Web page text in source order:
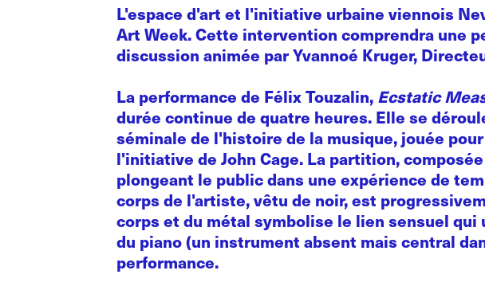
L'espace d'art et l'initiative urbaine viennois
Art Week. Cette intervention comprendra une
discussion animée par Yvannoé Kruger,
La performance de Félix Touzalin, Ecstatic
durée continue de quatre heures. Elle se
séminale de l'histoire de la musique, jouée
l'initiative de John Cage. La partition,
plongeant le public dans une expérience de
corps de l'artiste, vêtu de noir, est
corps et du métal symbolise le lien sensuel
du piano (un instrument absent mais central
performance.